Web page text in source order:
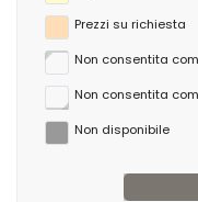
Prezzi su richiesta
Non consentita
Non consentita
Non disponibile